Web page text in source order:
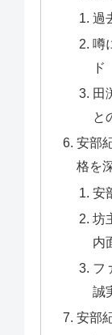
過
噂
ド
田
と
安部
格を
安
坊
内
フ
誠
安部